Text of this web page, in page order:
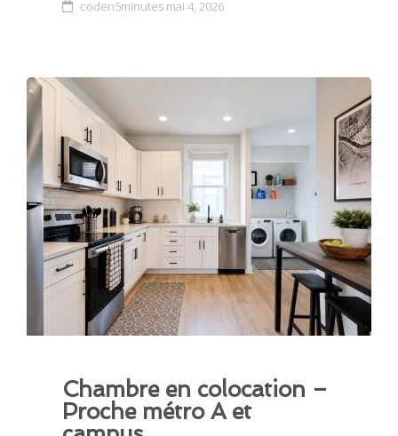
coden5minutes mai 4, 2026
Chambre en colocation –
Proche métro A et